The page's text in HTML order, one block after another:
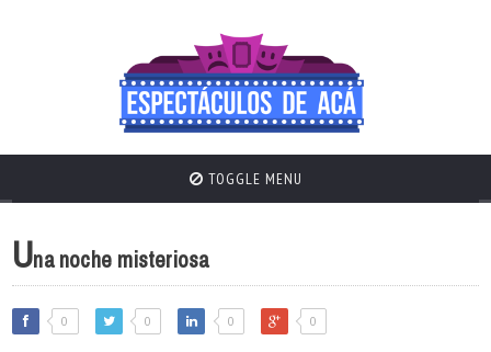
TOGGLE MENU
Una noche misteriosa
0 0 0 0